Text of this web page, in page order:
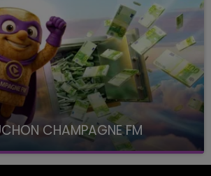
CHAMPAGNE FM
FM, à 8H10